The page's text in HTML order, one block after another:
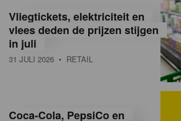
g
ë
Vliegtickets, elektriciteit en
vlees deden de prijzen stijgen
in juli
31 JULI 2026 • RETAIL
Coca-Cola, PepsiCo en